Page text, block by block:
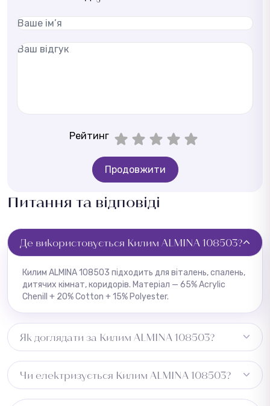
Рейтинг
Продовжити
Питання та відповіді
Де використовується Килим ALMINA 108503?
Килим ALMINA 108503 підходить для віталень, спалень,
дитячих кімнат, коридорів. Матеріал — 65% Acrylic
Chenill + 20% Cotton + 15% Polyester.
Як доглядати за Килим ALMINA 108503?
вологою ганчіркою.
Чи електризується Килим ALMINA 108503?